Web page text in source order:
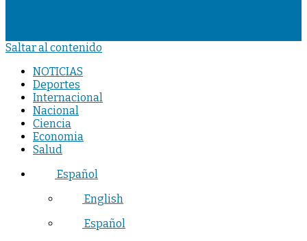
Saltar al contenido
NOTICIAS
Deportes
Internacional
Nacional
Ciencia
Economia
Salud
Español
English
Español